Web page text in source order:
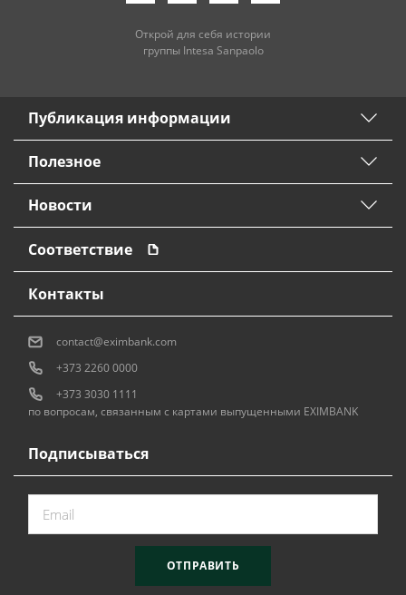
Открой для себя истории
группы Intesa Sanpaolo
Публикация информации
Полезное
Новости
Соответствие
Подписываться
ОТПРАВИТЬ
Контакты
contact@eximbank.com
+373 2260 0000
+373 3030 1111
по вопросам, связанным с картами выпущенными EXIMBANK